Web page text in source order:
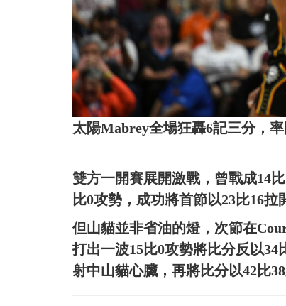
太陽Mabrey全場狂轟6記三分，
雙方一開賽展開激戰，曾戰成14
比0攻勢，成功將首節以23比16拉
但山貓並非省油的燈，次節在
打出一波15比0攻勢將比分反以
射中山貓心臟，再將比分以42比38